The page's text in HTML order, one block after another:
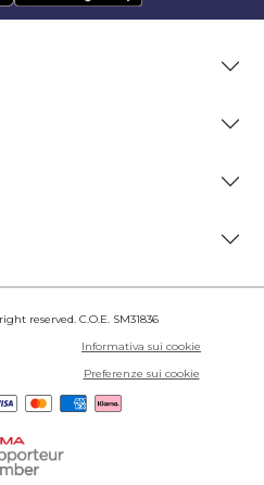
reserved. C.O.E. SM31836
Informativa sui cookie
Preferenze sui cookie